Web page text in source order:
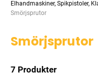
Elhandmaskiner, Spikpistoler,
Current:
Smörjsprutor
Smörjsprutor
7 Produkter